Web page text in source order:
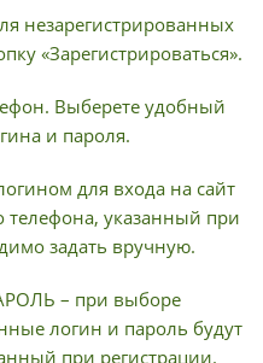
незарегистрированных
«Зарегистрироваться».
Выберете удобный
и пароля.
для входа на сайт
телефона, указанный при
задать вручную.
– при выборе
логин и пароль будут
при регистрации.